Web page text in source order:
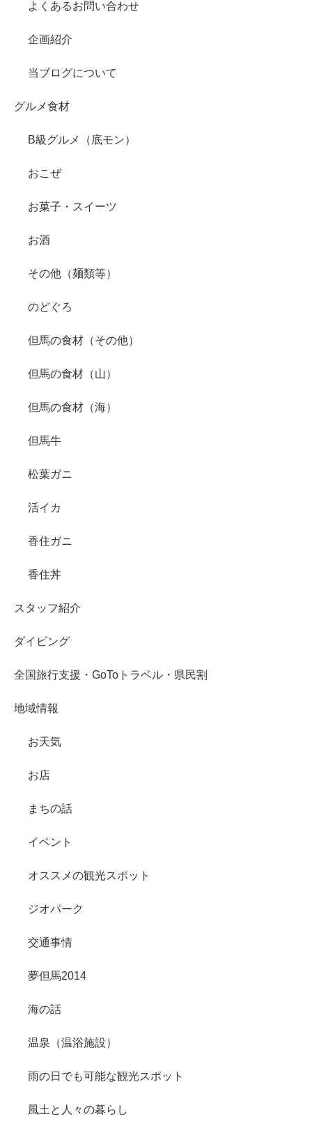
よくあるお問い合わせ
企画紹介
当ブログについて
グルメ食材
B級グルメ（底モン）
おこぜ
お菓子・スイーツ
お酒
その他（麺類等）
のどぐろ
但馬の食材（その他）
但馬の食材（山）
但馬の食材（海）
但馬牛
松葉ガニ
活イカ
香住ガニ
香住丼
スタッフ紹介
ダイビング
全国旅行支援・GoToトラベル・県民割
地域情報
お天気
お店
まちの話
イベント
オススメの観光スポット
ジオパーク
交通事情
夢但馬2014
海の話
温泉（温浴施設）
雨の日でも可能な観光スポット
風土と人々の暮らし